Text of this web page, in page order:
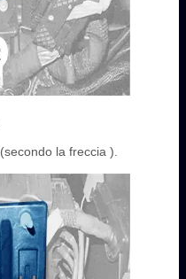
la freccia ).